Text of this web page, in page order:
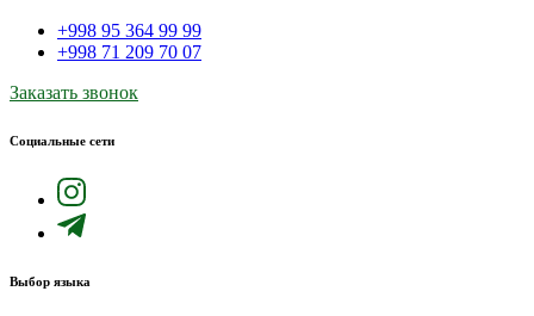
+998 95 364 99 99
+998 71 209 70 07
Заказать звонок
Социальные сети
Выбор языка